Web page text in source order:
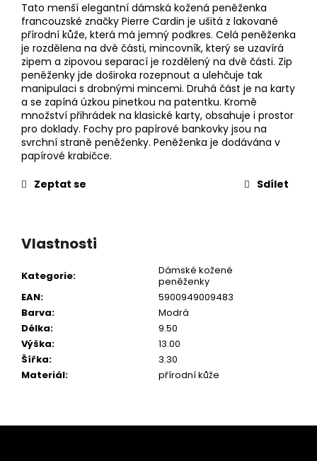
Tato menší elegantní dámská kožená peněženka
francouzské značky Pierre Cardin je ušitá z lakované
přírodní kůže, která má jemný podkres. Celá peněženka
je rozdělena na dvě části, mincovník, který se uzavírá
zipem a zipovou separací je rozdělený na dvě části. Zip
peněženky jde doširoka rozepnout a ulehčuje tak
manipulaci s drobnými mincemi. Druhá část je na karty
a se zapíná úzkou pinetkou na patentku. Kromě
množství přihrádek na klasické karty, obsahuje i prostor
pro doklady. Fochy pro papírové bankovky jsou na
svrchní straně peněženky. Peněženka je dodávána v
papírové krabičce.
Zeptat se
Sdílet
Vlastnosti
Kategorie:
Dámské kožené
peněženky
EAN:
5900949009483
Barva:
Modrá
Délka:
9.50
Výška:
13.00
Šířka:
3.30
Materiál: přírodní kůže